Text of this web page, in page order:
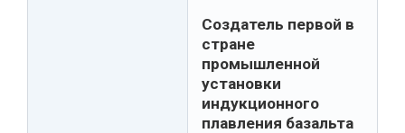
Создатель первой в
стране
промышленной
установки
индукционного
плавления базальта